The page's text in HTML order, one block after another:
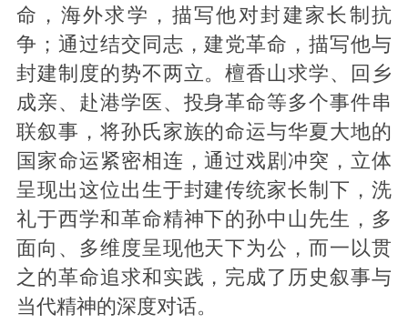
命，海外求学，描写他对封建家长制抗
争；通过结交同志，建党革命，描写他与
封建制度的势不两立。檀香山求学、回乡
成亲、赴港学医、投身革命等多个事件串
联叙事，将孙氏家族的命运与华夏大地的
国家命运紧密相连，通过戏剧冲突，立体
呈现出这位出生于封建传统家长制下，洗
礼于西学和革命精神下的孙中山先生，多
面向、多维度呈现他天下为公，而一以贯
之的革命追求和实践，完成了历史叙事与
当代精神的深度对话。